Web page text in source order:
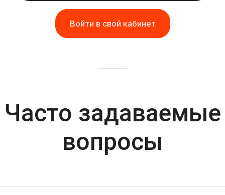
Войти в свой кабинет
Часто задаваемые
вопросы